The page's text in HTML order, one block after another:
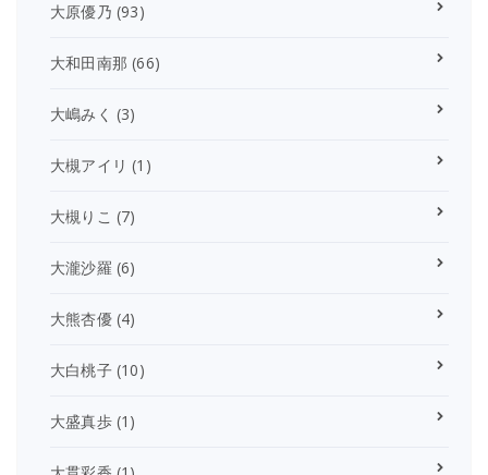
大原優乃 (93)
大和田南那 (66)
大嶋みく (3)
大槻アイリ (1)
大槻りこ (7)
大瀧沙羅 (6)
大熊杏優(4)
大白桃子(10)
大盛真歩(1)